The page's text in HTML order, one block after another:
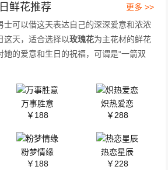
鲜花推荐
更多 >>
士可以借这天表达自己的深深爱意和浓浓
这天，适合选择以玫瑰花为主花材的鲜花
她的爱意和生日的祝福，可谓是“一箭双
万事胜意
￥188
炽热爱恋
￥288
粉梦情缘
￥188
热恋星辰
￥228